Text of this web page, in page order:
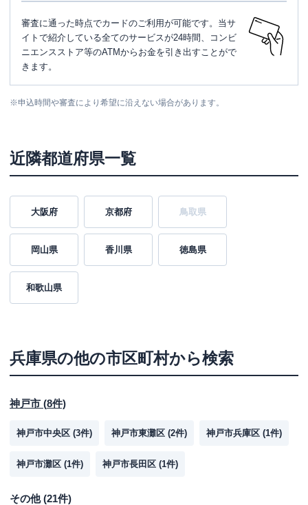
審査に通った時点でカードのご利用が可能です。当サ
イトで紹介している全てのサービスが24時間、コンビ
ニエンスストア等のATMからお金を引き出すことがで
きます。
※申込時間や審査により希望に沿えない場合があります。
近隣都道府県一覧
大阪府 京都府 鳥取県
岡山県 香川県 徳島県
和歌山県
兵庫県の他の市区町村から検索
神戸市 (8件)
神戸市中央区 (3件) 神戸市東灘区 (2件) 神戸市兵庫区 (1件)
神戸市灘区 (1件) 神戸市長田区 (1件)
その他(21件)